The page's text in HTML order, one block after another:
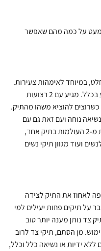
מעט על כמה מהם שאפשר
במיוחד לאימהות צעירות.
מדובר על תיק שבד"כ מכיל נפח לא רע בכלל. מגיע עם 2 רצועות
כשרוצים להוציא משהו מהתיק.
נוחה ועם זאת גם עם
רצועת אחיזה שיקית שמאפשרת ליהנות מ-2 העולמות בתיק אחד,
ועוד מגוון תיקי נשים
לאחוז את התיק לצידה
על תיקים פחות יעילים למי
צד נותן מענה יותר טוב
מן הסתם, תיקי צד לרוב
ללא ידיות או נשיאה כלל וכלל,